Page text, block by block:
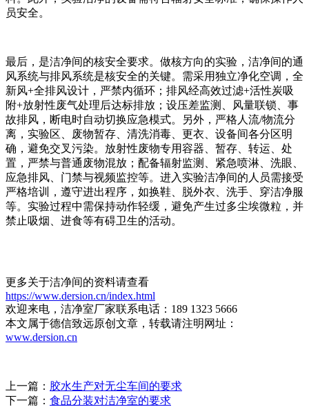
员安全。
最后，是洁净间的核安全要求。做核方向的实验，洁净间的通
风系统与排风系统是核安全的关键。需采用独立净化空调，全
新风+全排风设计，严禁内循环；排风经高效过滤+活性炭吸
附+放射性废气处理后达标排放；设压差监测、风量联锁、事
故排风，断电时自动切换应急模式。另外，严格人流/物流分
离，实验区、废物暂存、清洗消毒、更衣、设备间各分区明
确，避免交叉污染。放射性废物专用容器、暂存、转运、处
置，严禁与普通废物混放；配备辐射监测、紧急喷淋、洗眼、
应急排风、门禁与视频监控等。进入实验洁净间的人员需接受
严格培训，遵守进出程序，如换鞋、脱外衣、洗手、穿洁净服
等。实验过程中需保持动作轻缓，避免产生过多尘埃微粒，并
禁止吸烟、进食等有碍卫生的活动。
更多关于洁净间的资料请查看
https://www.dersion.cn/index.html
欢迎来电，洁净室厂家联系电话：189 1323 5666
本文属于德信致远原创文章，转载请注明网址：
www.dersion.cn
上一篇： 胶水生产对无尘车间的要求
下一篇： 食品分装对洁净室的要求